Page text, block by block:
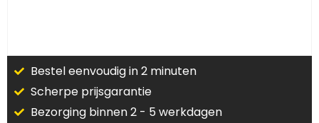
Bestel eenvoudig in 2 minuten
Scherpe prijsgarantie
Bezorging binnen 2 - 5 werkdagen